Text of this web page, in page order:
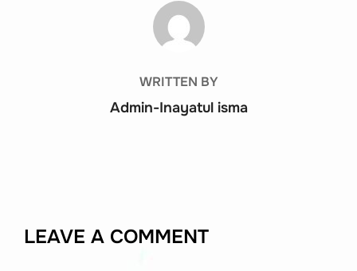
POST AUTHOR
WRITTEN BY
Admin-Inayatul isma
LEAVE A COMMENT